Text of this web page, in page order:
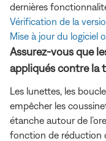
dernières
Vérification de la
Mise à jour du logiciel
Assurez-vous que
appliqués contre la
Les lunettes, les
empêcher les
étanche autour de
fonction de réduction